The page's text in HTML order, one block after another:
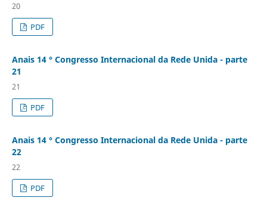
20
PDF
Anais 14 ° Congresso Internacional da Rede Unida - parte
21
21
PDF
Anais 14 ° Congresso Internacional da Rede Unida - parte
22
22
PDF